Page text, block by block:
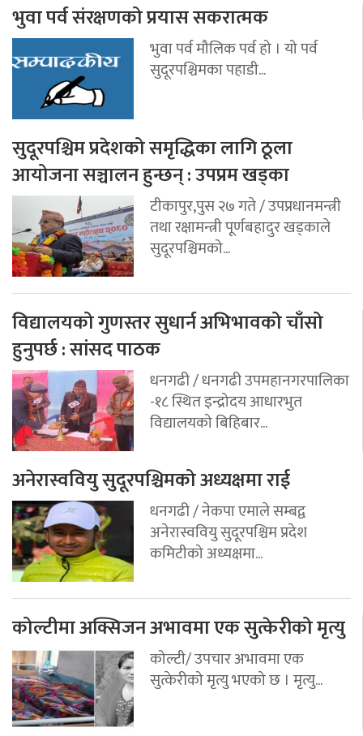
भुवा पर्व संरक्षणको प्रयास सकरात्मक
भुवा पर्व मौलिक पर्व हो । यो पर्व
सुदूरपश्चिमका पहाडी...
सुदूरपश्चिम प्रदेशको समृद्धिका लागि ठूला
आयोजना सञ्चालन हुन्छन् : उपप्रम खड्का
टीकापुर,पुस २७ गते / उपप्रधानमन्त्री
तथा रक्षामन्त्री पूर्णबहादुर खड्काले
सुदूरपश्चिमको...
विद्यालयको गुणस्तर सुधार्न अभिभावको चाँसो
हुनुपर्छ : सांसद पाठक
धनगढी / धनगढी उपमहानगरपालिका
-१८ स्थित इन्द्रोदय आधारभुत
विद्यालयको बिहिबार...
अनेरास्ववियु सुदूरपश्चिमको अध्यक्षमा राई
धनगढी / नेकपा एमाले सम्बद्व
अनेरास्ववियु सुदूरपश्चिम प्रदेश
कमिटीको अध्यक्षमा...
कोल्टीमा अक्सिजन अभावमा एक सुत्केरीको मृत्यु
कोल्टी/ उपचार अभावमा एक
सुत्केरीको मृत्यु भएको छ । मृत्यु...